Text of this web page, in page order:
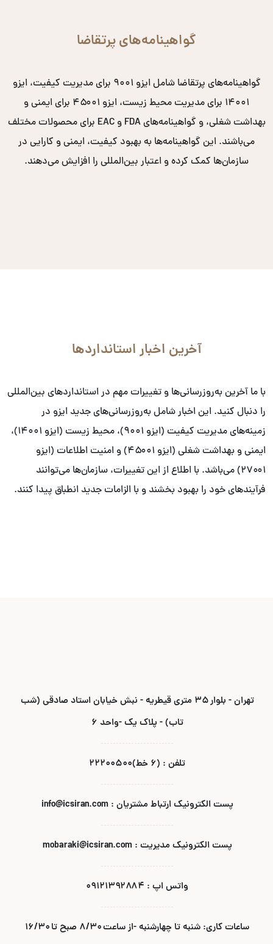
گواهینامه‌های پرتقاضا
گواهینامه‌های پرتقاضا شامل ایزو ۹۰۰۱ برای مدیریت کیفیت، ایزو
۱۴۰۰۱ برای مدیریت محیط زیست، ایزو ۴۵۰۰۱ برای ایمنی و
بهداشت شغلی، و گواهینامه‌های FDA و EAC برای محصولات مختلف
می‌باشند. این گواهینامه‌ها به بهبود کیفیت، ایمنی و کارایی در
سازمان‌ها کمک کرده و اعتبار بین‌المللی را افزایش می‌دهند.
آخرین اخبار استانداردها
با ما آخرین به‌روزرسانی‌ها و تغییرات مهم در استانداردهای بین‌المللی
را دنبال کنید. این اخبار شامل به‌روزرسانی‌های جدید ایزو در
زمینه‌های مدیریت کیفیت (ایزو ۹۰۰۱)، محیط زیست (ایزو ۱۴۰۰۱)،
ایمنی و بهداشت شغلی (ایزو ۴۵۰۰۱) و امنیت اطلاعات (ایزو
۲۷۰۰۱) می‌باشد. با اطلاع از این تغییرات، سازمان‌ها می‌توانند
فرآیندهای خود را بهبود بخشند و با الزامات جدید انطباق پیدا کنند.
تهران - بلوار ۳۵ متری قیطریه - نبش خیابان استاد صادقی (شب
تاب) - پلاک یک -واحد ۶
تلفن : (۶ خط)۲۲۲۰۰۵۰۰
پست الکترونیک ارتباط مشتریان : info@icsiran.com
پست الکترونیک مدیریت : mobaraki@icsiran.com
واتس اپ : ۰۹۱۲۱۳۹۲۸۸۴
ساعات کاری: شنبه تا چهارشنبه -از ساعت ۸/۳۰ صبح تا ۱۶/۳۰